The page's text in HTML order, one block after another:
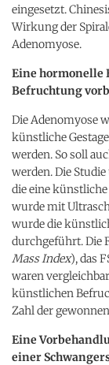
eingesetzt.
Wirkung der
Adenomyose.
Eine hormonelle
Befruchtung
Die Adenomyose
künstliche
werden. So soll
werden. Die
die eine
wurde mit
wurde die
durchgeführt. Die
Mass Index), das
waren
künstlichen
Zahl der
Eine
einer